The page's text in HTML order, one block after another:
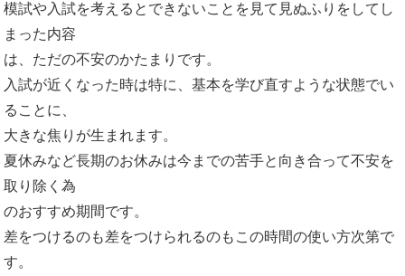
模試や入試を考えるとできないことを見て見ぬふりをしてし
まった内容
は、ただの不安のかたまりです。
入試が近くなった時は特に、基本を学び直すような状態でい
ることに、
大きな焦りが生まれます。
夏休みなど長期のお休みは今までの苦手と向き合って不安を
取り除く為
のおすすめ期間です。
差をつけるのも差をつけられるのもこの時間の使い方次第で
す。